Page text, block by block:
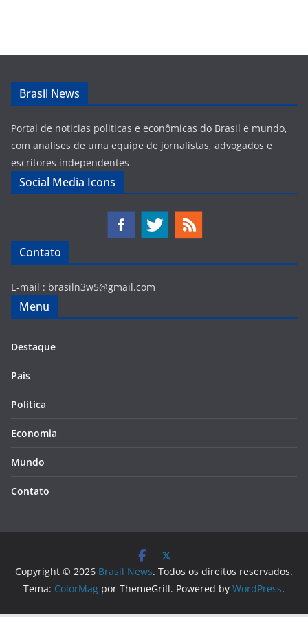
Brasil News
Portal de noticias politicas e econômicas do Brasil e mundo,
com analises de uma equipe de jornalistas, advogados e
escritores independentes
Social Media Icons
Contato
E-mail : brasiln3w5@gmail.com
Menu
Destaque
País
Politica
Economia
Mundo
Contato
Copyright © 2026 Brasil News. Todos os direitos reservados.
Tema: ColorMag por ThemeGrill. Powered by WordPress.